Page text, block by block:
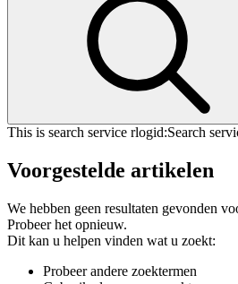
This is search service rlogid:Search
Voorgestelde artikelen
We hebben geen resultaten gevonden
Probeer het opnieuw.
Dit kan u helpen vinden wat u zoekt:
Probeer andere zoektermen